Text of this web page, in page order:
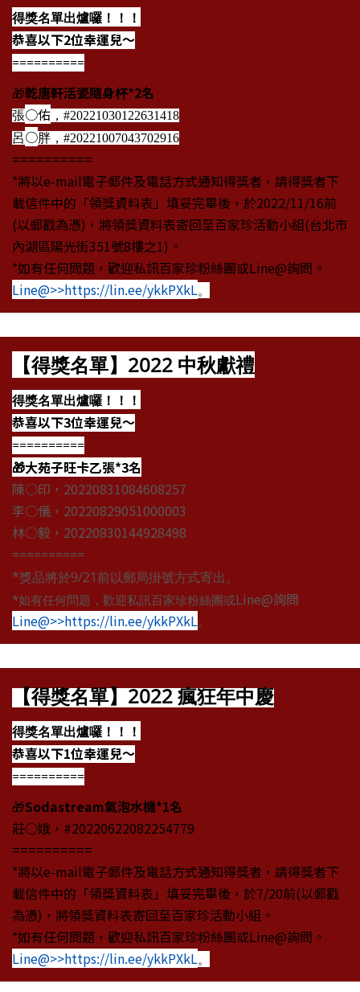
得獎名單出爐囉！！！
恭喜以下2位幸運兒～
==========
🎁乾唐軒活瓷隨身杯*2名
張○佑 ，#20221030122631418
呂○胖，#20221007043702916
==========
*將以e-mail電子郵件及電話方式通知得獎者，請得獎者下
載信件中的「領獎資料表」填妥完畢後，於2022/11/16前
(以郵戳為憑)，將領獎資料表寄回至百家珍活動小組(台北市
內湖區陽光街351號8樓之1)。
*如有任何問題，歡迎私訊百家珍粉絲團或Line@詢問。
Line@>>https://lin.ee/ykkPXkL。
【得獎名單】2022 中秋獻禮
得獎名單出爐囉！！！
恭喜以下3位幸運兒～
==========
🎁大苑子旺卡乙張*3名
陳○印，20220831084608257
李○儀，20220829051000003
林○毅，20220830144928498
==========
*獎品將於9/21前以郵局掛號方式寄出。
*如有任何問題，歡迎私訊百家珍粉絲團或Line@詢問
Line@>>https://lin.ee/ykkPXkL。
【得獎名單】2022 瘋狂年中慶
得獎名單出爐囉！！！
恭喜以下1位幸運兒～
==========
🎁Sodastream氣泡水機*1名
莊○娥，#20220622082254779
==========
*將以e-mail電子郵件及電話方式通知得獎者，請得獎者下
載信件中的「領獎資料表」填妥完畢後，於7/20前(以郵戳
為憑)，將領獎資料表寄回至百家珍活動小組。
*如有任何問題，歡迎私訊百家珍粉絲團或Line@詢問。
Line@>>https://lin.ee/ykkPXkL。